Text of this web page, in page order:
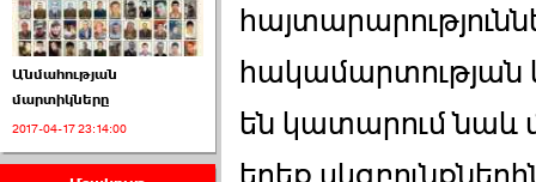
ՍԴ-ն հուլիսի 1-ին
կհեռանա ›››
Անմահության
մարտիկները
2017-04-17 23:14:00
հակամարտության
են կատարում նաև